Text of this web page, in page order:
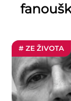
# ZE ŽIVOTA